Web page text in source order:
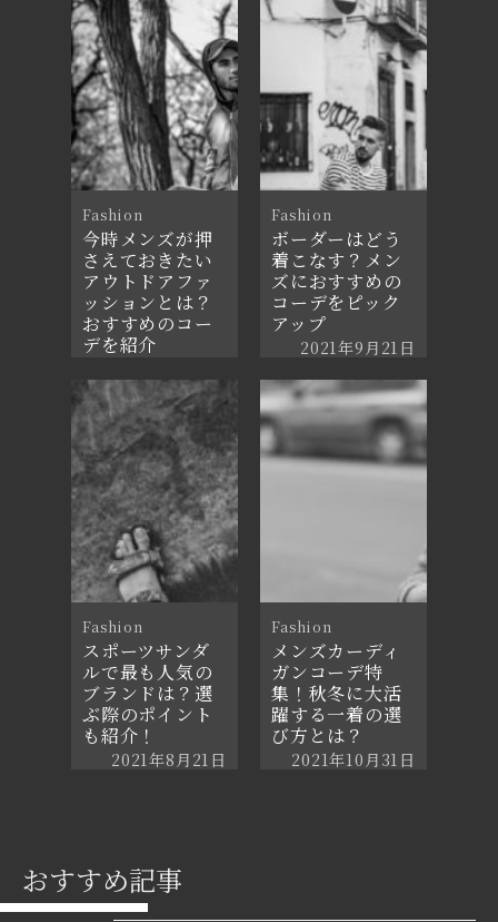
Fashion
今時メンズが押
さえておきたい
アウトドアファ
ッションとは？
おすすめのコー
デを紹介
Fashion
ボーダーはどう
着こなす？メン
ズにおすすめの
コーデをピック
アップ
2021年9月21日
Fashion
スポーツサンダ
ルで最も人気の
ブランドは？選
ぶ際のポイント
も紹介！
2021年8月21日
Fashion
メンズカーディ
ガンコーデ特
集！秋冬に大活
躍する一着の選
び方とは？
2021年10月31日
おすすめ記事